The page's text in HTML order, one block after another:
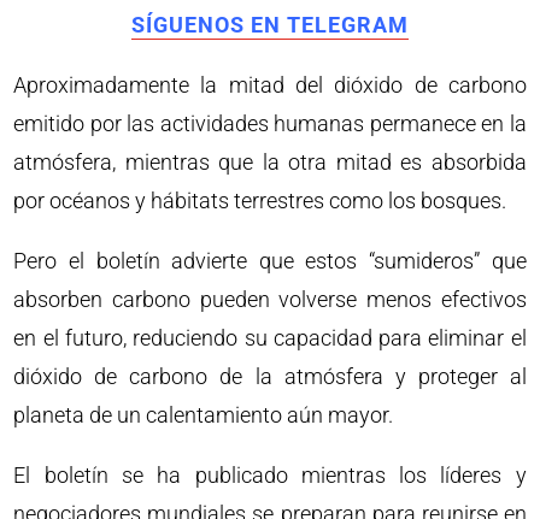
SÍGUENOS EN TELEGRAM
Aproximadamente la mitad del dióxido de carbono
emitido por las actividades humanas permanece en la
atmósfera, mientras que la otra mitad es absorbida
por océanos y hábitats terrestres como los bosques.
Pero el boletín advierte que estos “sumideros” que
absorben carbono pueden volverse menos efectivos
en el futuro, reduciendo su capacidad para eliminar el
dióxido de carbono de la atmósfera y proteger al
planeta de un calentamiento aún mayor.
El boletín se ha publicado mientras los líderes y
negociadores mundiales se preparan para reunirse en